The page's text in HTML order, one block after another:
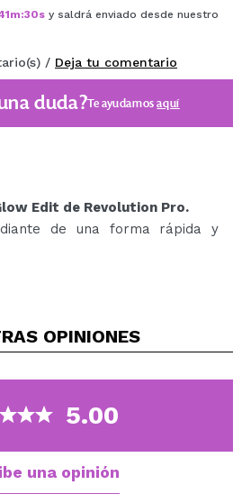
m:29s y saldrá enviado desde nuestro
/ Deja tu comentario
duda?Te ayudamosaquí
Edit de Revolution Pro.
de una forma rápida y
y fáciles gracias a su
piel nutrida y con un aspecto
OPINIONES
5.00
una opinión